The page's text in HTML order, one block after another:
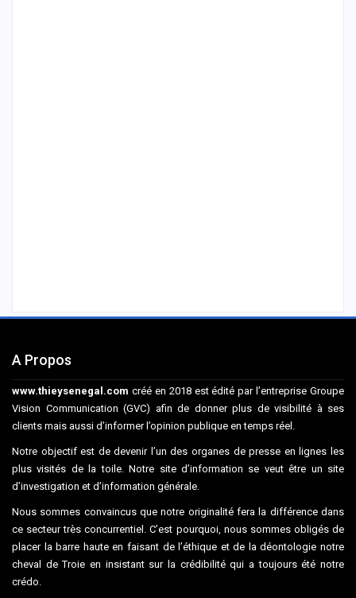
A Propos
www.thieysenegal.com créé en 2018 est édité par l’entreprise Groupe
Vision Communication (GVC) afin de donner plus de visibilité à ses
clients mais aussi d’informer l’opinion publique en temps réel.
Notre objectif est de devenir l’un des organes de presse en lignes les
plus visités de la toile. Notre site d’information se veut être un site
d’investigation et d’information générale.
Nous sommes convaincus que notre originalité fera la différence dans
ce secteur très concurrentiel. C’est pourquoi, nous sommes obligés de
placer la barre haute en faisant de l’éthique et de la déontologie notre
cheval de Troie en insistant sur la crédibilité qui a toujours été notre
crédo.